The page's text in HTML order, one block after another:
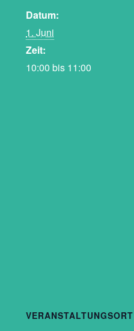
Datum:
1. Juni
Zeit:
10:00 bis 11:00
VERANSTALTUNGSORT